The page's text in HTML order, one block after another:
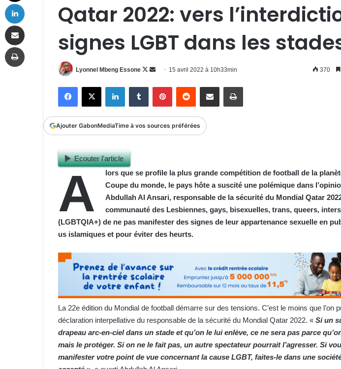
Qatar 2022: vers
signes LGBT dans les
Lyonnel Mbeng Essone
Follow
Envoyer
courriel
15 avril 2022 à 10h33min 370
FacebookX LinkedinTumblr PinterestReddit Partager par email Imprimer
Ajouter GabonMediaTime à vos sources préférées
Ecouter l'article
A
lors que se profile la plus grande compétition de football de la
Coupe du monde, le pays hôte a suscité une polémique dans
Abdullah Al Ansari, responsable de la sécurité du Mondial Qatar
communauté des Lesbiennes, gays, bisexuelles, trans, queers,
(LGBTQIA+) de ne pas manifester des signes de leur appartenance sexuelle en
us islamiques et pour éviter des heurts.
La 22e édition du Mondial de football démarre sur des tensions. C’est le moins que l’on
déclaration interpellative du responsable de la sécurité du Mondial Qatar 2022. « Si un
drapeau arc-en-ciel dans un stade et qu’on le lui enlève, ce ne sera pas parce
mais le protéger. Si on ne le fait pas, un autre spectateur pourrait l’agresser. Si
manifester votre point de vue concernant la cause LGBT, faites-le dans une